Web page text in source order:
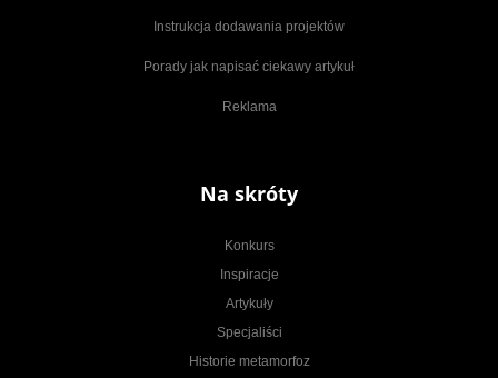
Instrukcja dodawania projektów
Porady jak napisać ciekawy artykuł
Reklama
Na skróty
Konkurs
Inspiracje
Artykuły
Specjaliści
Historie metamorfoz